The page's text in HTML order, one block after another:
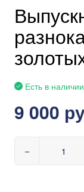
Есть в наличии
9 000
−